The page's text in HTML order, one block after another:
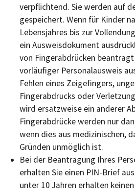
verpflichtend. Sie werden auf
gespeichert. Wenn für Kinder
Lebensjahres bis zur
ein Ausweisdokument
von Fingerabdrücken
vorläufiger Personalausweis
Fehlen eines Zeigefingers,
Fingerabdrucks oder
wird ersatzweise ein anderer
Fingerabdrücke werden nur
wenn dies aus medizinischen,
Gründen unmöglich ist.
Bei der Beantragung Ihres
erhalten Sie einen PIN-Brief
unter 10 Jahren erhalten